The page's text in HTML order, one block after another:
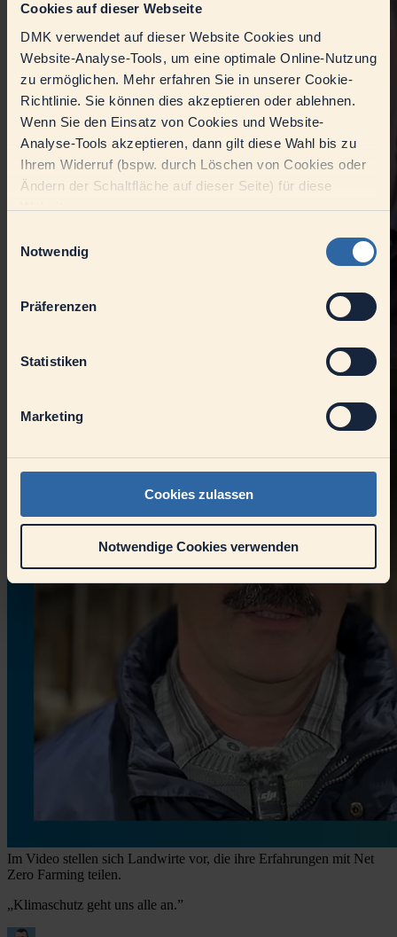
Cookies auf dieser Webseite
DMK verwendet auf dieser Website Cookies und
Website-Analyse-Tools, um eine optimale Online-Nutzung
zu ermöglichen. Mehr erfahren Sie in unserer Cookie-
Richtlinie. Sie können dies akzeptieren oder ablehnen.
Wenn Sie den Einsatz von Cookies und Website-
Analyse-Tools akzeptieren, dann gilt diese Wahl bis zu
Ihrem Widerruf (bspw. durch Löschen von Cookies oder
Ändern der Schaltfläche auf dieser Seite) für diese
Website.
Notwendig
Präferenzen
Statistiken
Marketing
Cookies zulassen
Notwendige Cookies verwenden
Im Video stellen sich Landwirte vor, die ihre Erfahrungen mit Net
Zero Farming teilen.
„Klimaschutz geht uns alle an.”